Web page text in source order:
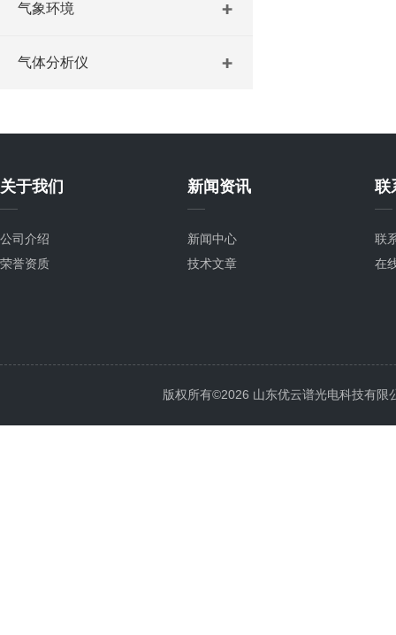
气象环境
气体分析仪
关于我们
公司介绍
荣誉资质
新闻资讯
新闻中心
技术文章
联
联
在
版权所有©2026 山东优云谱光电科技有